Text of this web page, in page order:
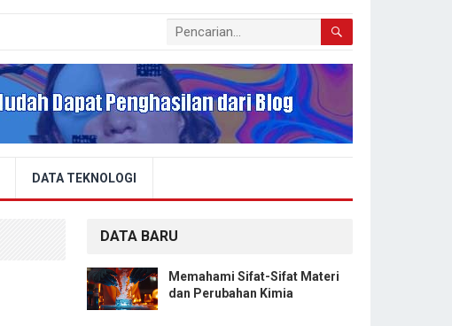
DATA TEKNOLOGI
DATA BARU
Memahami Sifat-Sifat Materi
dan Perubahan Kimia